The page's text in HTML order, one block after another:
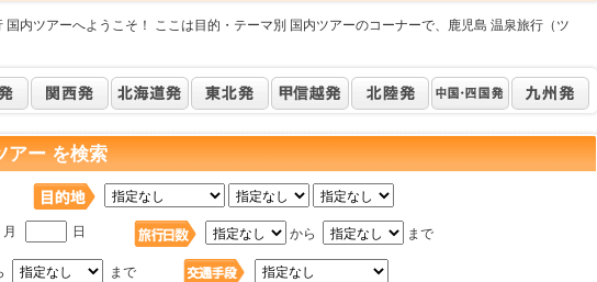
内ツアーへようこそ！ ここは目的・テーマ別 国内ツアーのコーナーで、鹿児島 温泉旅行（ツ
アー を検索
月 日 から まで
まで